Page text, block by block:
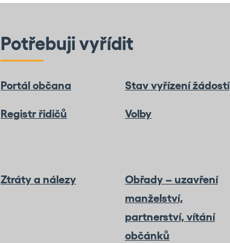
Potřebuji vyřídit
Portál občana Stav vyřízení žádostí
Registr řidičů Volby
Ztráty a nálezy
Obřady – uzavření
manželství,
partnerství, vítání
občánků